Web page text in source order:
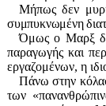
Μήπως δεν
συμπυκνωμένη δια
Όμως ο Μαρξ
παραγωγής και
εργαζομένων, η
Πάνω στην
των